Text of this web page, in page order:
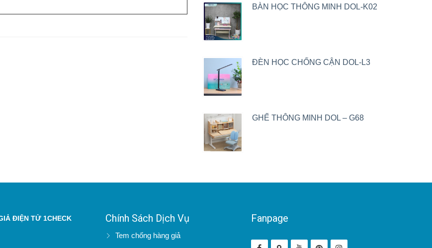
BÀN HỌC THÔNG MINH DOL-K02
ĐÈN HỌC CHỐNG CẬN DOL-L3
GHẾ THÔNG MINH DOL – G68
ĐIỆN TỬ 1CHECK Chính Sách Dịch Vụ
Tem chống hàng giả
Fanpage